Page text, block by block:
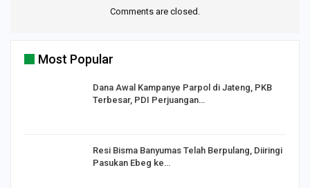
Comments are closed.
Most Popular
Dana Awal Kampanye Parpol di Jateng, PKB
Terbesar, PDI Perjuangan…
Resi Bisma Banyumas Telah Berpulang, Diiringi
Pasukan Ebeg ke…